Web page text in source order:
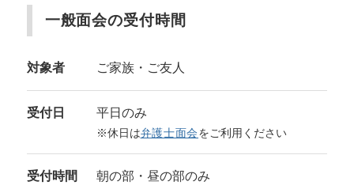
一般面会の受付時間
対象者 ご家族・ご友人
受付日 平日のみ
※休日は弁護士面会をご利用ください
受付時間 朝の部・昼の部のみ